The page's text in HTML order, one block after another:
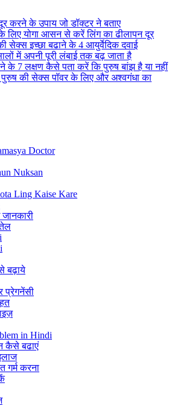
करने के उपाय जो डॉक्टर ने बताए
लिए योगा आसन से करें लिंग का ढीलापन दूर
सेक्स इच्छा बढाने के 4 आयुर्वेदिक दवाई
में अपनी पूरी लंबाई तक बढ़ जाता है
के 7 लक्षण कैसे पता करें कि पुरुष बांझ है या नहीं
की सेक्स पॉवर के लिए और अश्वगंधा का
Doctor
Nuksan
Ling Kaise Kare
बढ़ाये
प्रेगनेंसी
in Hindi
कैसे बढाएं
करना